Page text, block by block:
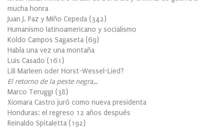
mucha honra
Juan J. Paz y Miño Cepeda (342)
Humanismo latinoamericano y socialismo
Koldo Campos Sagaseta (69)
Había una vez una montaña
Luis Casado (161 )
Lili Marleen oder Horst-Wessel-Lied?
El retorno de la peste negra…
Marco Teruggi (38)
Xiomara Castro juró como nueva presidenta
Honduras: el regreso 12 años después
Reinaldo Spitaletta (192)